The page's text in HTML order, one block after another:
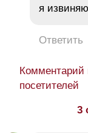
я
Ответить
Комментарий
посетителей
3